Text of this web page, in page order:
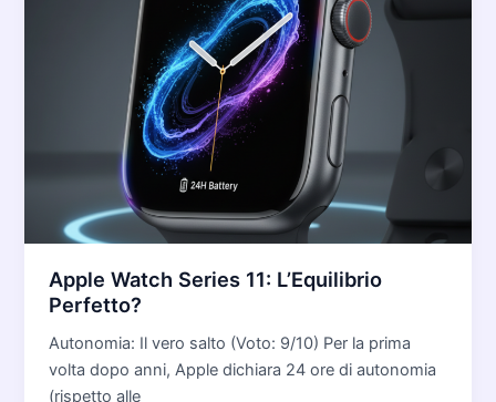
Apple Watch Series 11: L’Equilibrio
Perfetto?
Autonomia: Il vero salto (Voto: 9/10) Per la prima
volta dopo anni, Apple dichiara 24 ore di autonomia
(rispetto alle